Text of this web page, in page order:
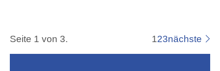
Seite 1 von 3. 123nächste